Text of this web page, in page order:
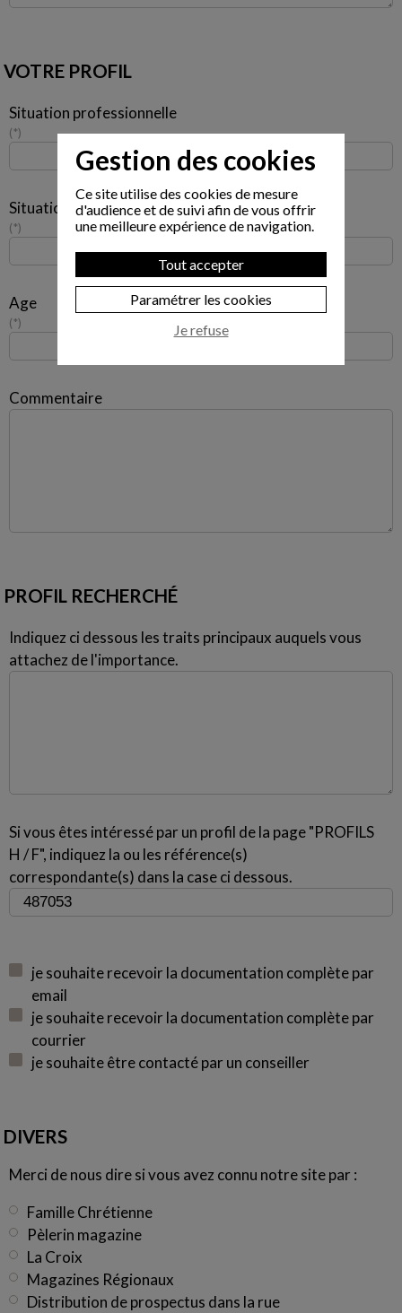
VOTRE PROFIL
Situation professionnelle
*
Situation familiale
*
Age
*
Commentaire
PROFIL RECHERCHÉ
Indiquez ci dessous les traits principaux auquels vous
attachez de l'importance.
Si vous êtes intéressé par un profil de la page "PROFILS
H / F", indiquez la ou les référence(s)
correspondante(s) dans la case ci dessous.
je souhaite recevoir la documentation complète par
email
je souhaite recevoir la documentation complète par
courrier
je souhaite être contacté par un conseiller
DIVERS
Merci de nous dire si vous avez connu notre site par :
Famille Chrétienne
Pèlerin magazine
La Croix
Magazines Régionaux
Distribution de prospectus dans la rue
Gestion des cookies
Ce site utilise des cookies de mesure
d'audience et de suivi afin de vous offrir
une meilleure expérience de navigation.
Tout accepter
Paramétrer les cookies
Je refuse